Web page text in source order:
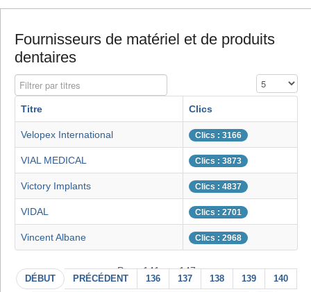
Fournisseurs de matériel et de produits
dentaires
Filtrer par titres Affichage #
Titre Clics
Velopex International Clics : 3166
VIAL MEDICAL Clics : 3873
Victory Implants Clics : 4837
VIDAL Clics : 2701
Vincent Albane Clics : 2968
Page 141 sur 147
DÉBUT PRÉCÉDENT 136 137 138 139 140